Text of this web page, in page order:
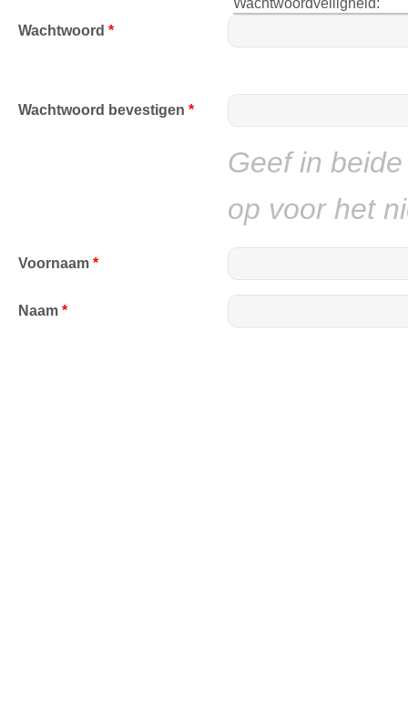
Wachtwoordveiligheid:
Wachtwoord *
Wachtwoord bevestigen *
Geef in
op voor het
Voornaam *
Naam *